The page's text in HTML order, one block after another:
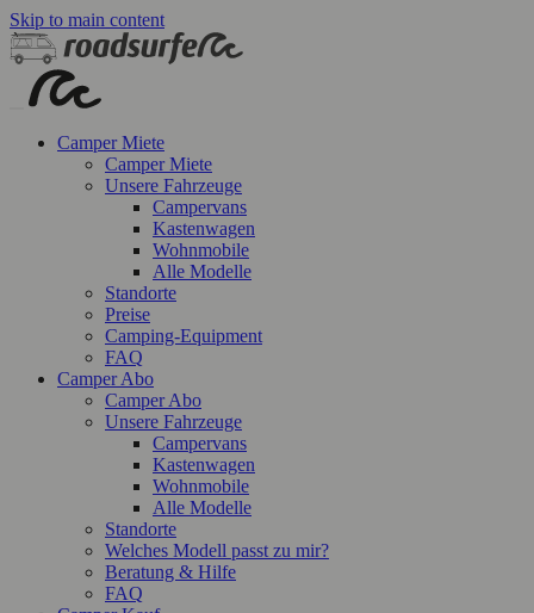
Skip to main content
Camper Miete
Camper Miete
Unsere Fahrzeuge
Campervans
Kastenwagen
Wohnmobile
Alle Modelle
Standorte
Preise
Camping-Equipment
FAQ
Camper Abo
Camper Abo
Unsere Fahrzeuge
Campervans
Kastenwagen
Wohnmobile
Alle Modelle
Standorte
Welches Modell passt zu mir?
Beratung & Hilfe
FAQ